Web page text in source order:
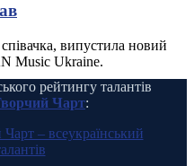
випустила новий
Music Ukraine.
рейтингу талантів
Чарт: